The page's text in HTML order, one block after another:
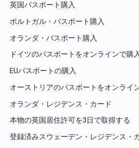
英国パスポート購入
ポルトガル・パスポート購入
オランダ・パスポート購入
ドイツのパスポートをオンラインで購
EUパスポートの購入
オーストリアのパスポートをオンライ
オランダ・レジデンス・カード
本物の英国居住許可を3日で取得する
登録済みスウェーデン・レジデンス・